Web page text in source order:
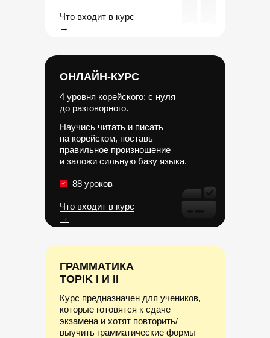
Что входит в курс
→
ОНЛАЙН-КУРС
4 уровня корейского: с нуля
до разговорного.
Научись читать и писать
на корейском, поставь
правильное произношение
и заложи сильную базу языка.
88 уроков
Что входит в курс
→
ГРАММАТИКА
ТOPIK I И II
Курс предназначен для учеников,
которые готовятся к сдаче
экзамена и хотят повторить/
выучить грамматические формы